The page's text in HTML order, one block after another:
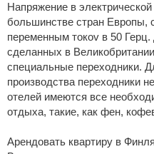
Напряжение в
большинстве стран Европы,
переменным токоv в 50
сделанных в
специальные переходники.
производства переходники
отелей имеются все
отдыха, такие, как фен,
Арендовать квартиру в